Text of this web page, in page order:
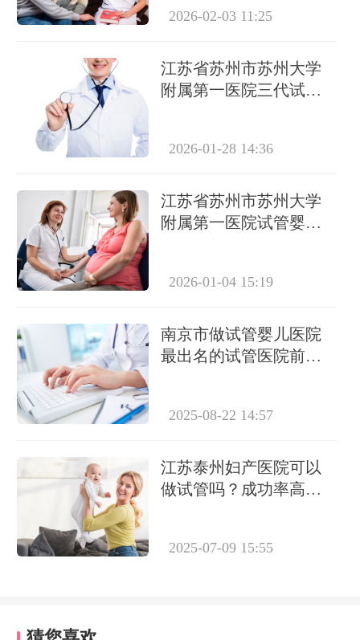
2026-02-03 11:25
江苏省苏州市苏州大学
附属第一医院三代试管
2026-01-28 14:36
江苏省苏州市苏州大学
附属第一医院试管婴儿
2026-01-04 15:19
南京市做试管婴儿医院
最出名的试管医院前三
2025-08-22 14:57
江苏泰州妇产医院可以
做试管吗？成功率高不
2025-07-09 15:55